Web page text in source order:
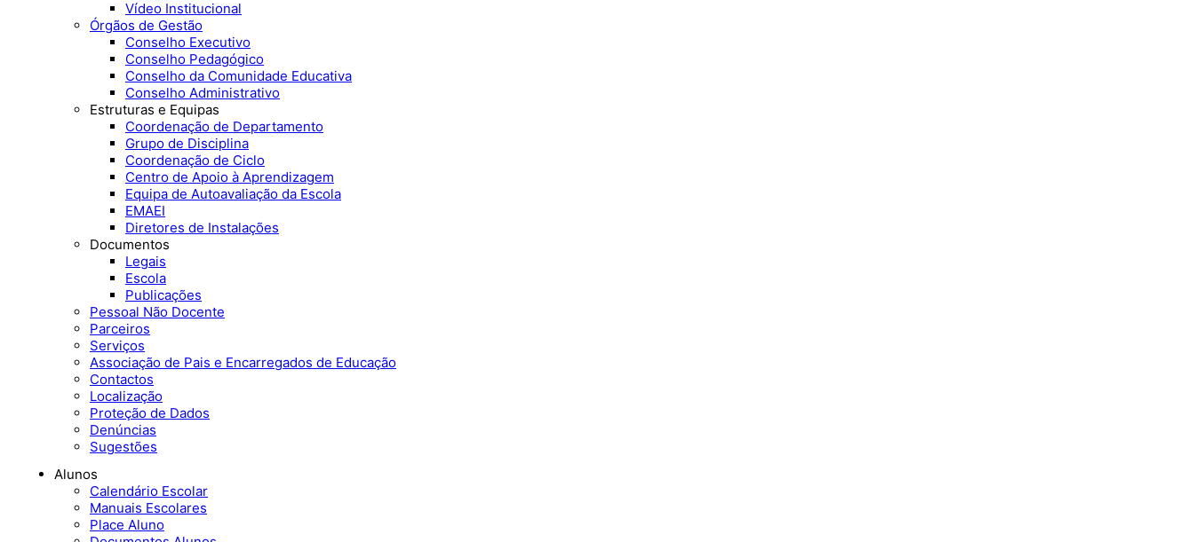
Vídeo Institucional
Órgãos de Gestão
Conselho Executivo
Conselho Pedagógico
Conselho da Comunidade Educativa
Conselho Administrativo
Estruturas e Equipas
Coordenação de Departamento
Grupo de Disciplina
Coordenação de Ciclo
Centro de Apoio à Aprendizagem
Equipa de Autoavaliação da Escola
EMAEI
Diretores de Instalações
Documentos
Legais
Escola
Publicações
Pessoal Não Docente
Parceiros
Serviços
Associação de Pais e Encarregados de Educação
Contactos
Localização
Proteção de Dados
Denúncias
Sugestões
Alunos
Calendário Escolar
Manuais Escolares
Place Aluno